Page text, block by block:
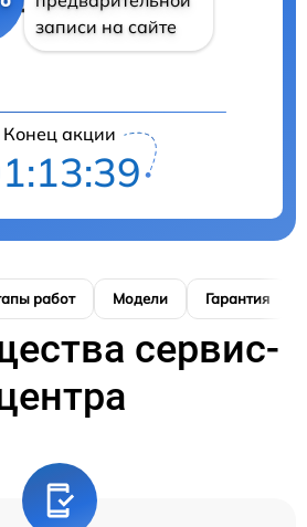
записи на сайте
Конец акции
работ Модели Гарантия
сервис-